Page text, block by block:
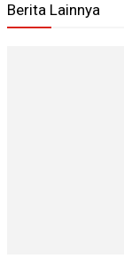
Berita Lainnya